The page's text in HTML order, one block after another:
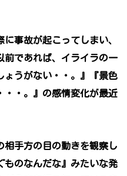
事故が起こってしまい、
前であれば、イライラの一
ょうがない・・。』『景色
・・。』の感情変化が最近
相手方の目の動きを観察し
ものなんだな』みたいな発